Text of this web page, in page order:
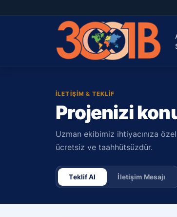
İLETIŞIM & TEKLIF
Projenizi
Uzman ekibimiz ihtiyacınıza
ücretsiz ve taahhütsüzdür.
Teklif Al İletişim Mesajı